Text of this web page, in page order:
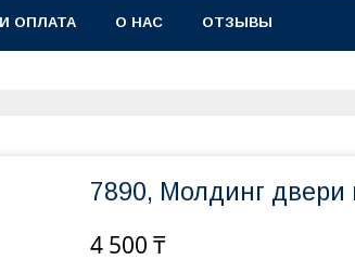
ОПЛАТА О НАС ОТЗЫВЫ
7890, Молдинг
4 500 ₸